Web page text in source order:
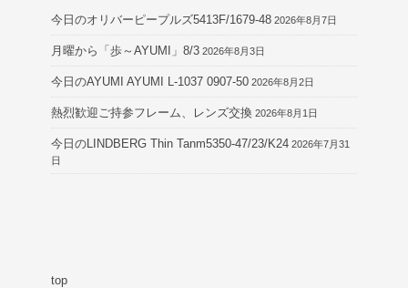
今日のオリバーピープルズ5413F/1679-48 2026年8月7日
月曜から「歩～AYUMI」8/3 2026年8月3日
今日のAYUMI AYUMI L-1037 0907-50 2026年8月2日
熱烈歓迎ご持参フレーム、レンズ交換 2026年8月1日
今日のLINDBERG Thin Tanm5350-47/23/K24 2026年7月31
日
top